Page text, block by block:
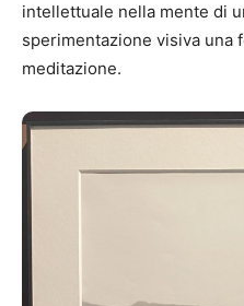
intellettuale nella mente di
sperimentazione visiva una
meditazione.